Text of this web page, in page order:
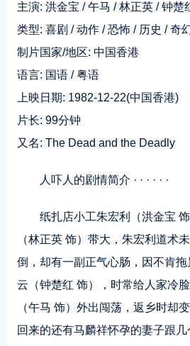
主演: 洪金宝 / 午马 / 林正英 / 钟楚
类型: 喜剧 / 动作 / 恐怖 / 历史 / 奇
制片国家/地区: 中国香港
语言: 国语 / 粤语
上映日期: 1982-12-22(中国香港)
片长: 99分钟
又名: The Dead and the Deadly
人吓人的剧情简介 · · · · · ·
纸扎店小工朱宏利（洪金宝
（林正英 饰）带大，朱宏利道术
倒，却有一副正气心肠，因不肯
云（钟楚红 饰），时常给人家冷
（午马 饰）外出闯荡，返乡时却
回来的还有马麟祥怀孕的妻子跟